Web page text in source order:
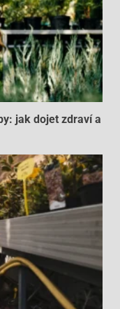
jak dojet zdraví a